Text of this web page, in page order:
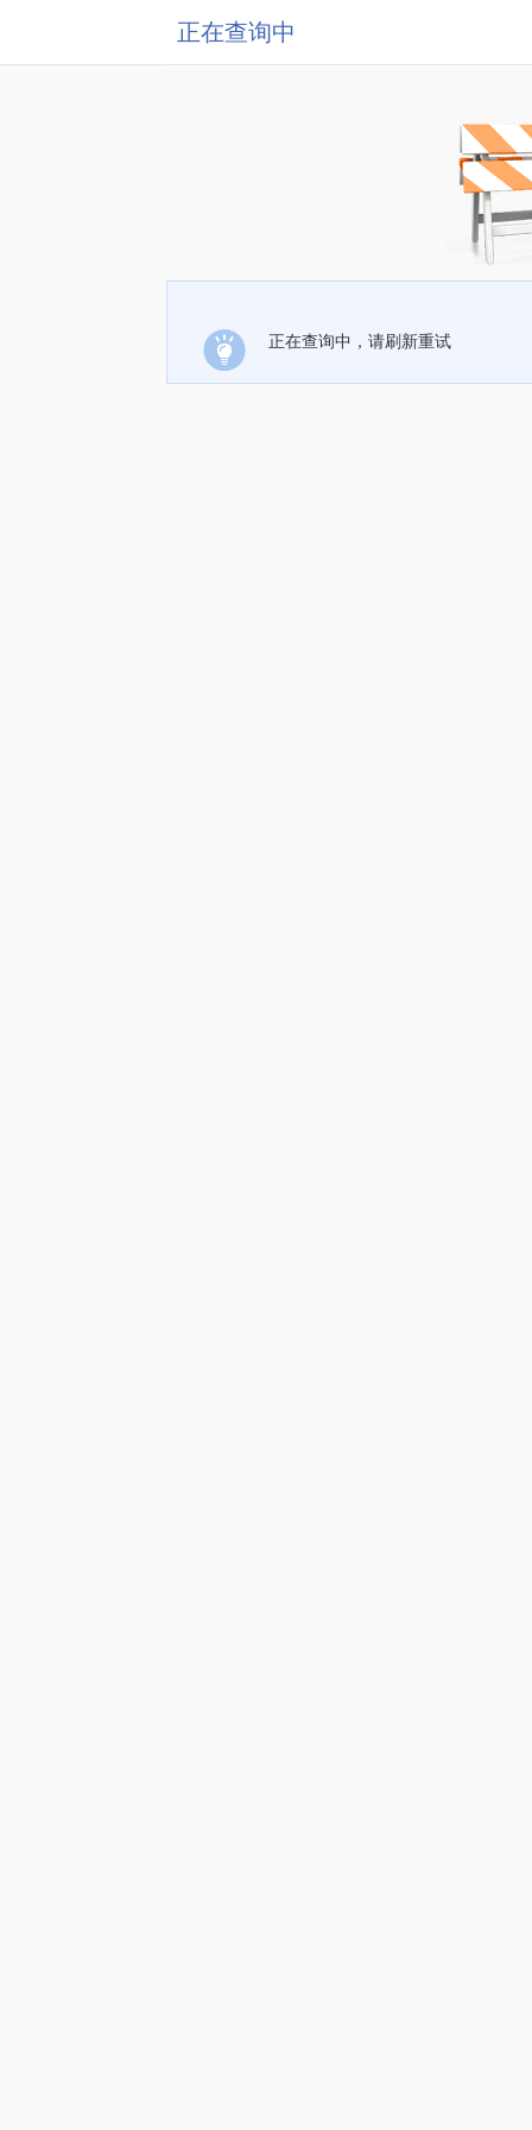
正在查询中
正在查询中，请刷新重试